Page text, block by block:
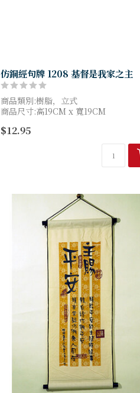
仿銅經句牌 1208 基督是我家之主
商品類別:樹脂，立式
商品尺寸:高19CM x 寬19CM
$12.95